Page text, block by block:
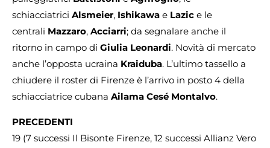
schiacciatrici Alsmeier, Ishikawa e Lazic e le
centrali Mazzaro, Acciarri; da segnalare anche il
ritorno in campo di Giulia Leonardi. Novità di mercato
anche l’opposta ucraina Kraiduba. L’ultimo tassello a
chiudere il roster di Firenze è l’arrivo in posto 4 della
schiacciatrice cubana Ailama Cesé Montalvo.
PRECEDENTI
19 (7 successi Il Bisonte Firenze, 12 successi Allianz Vero